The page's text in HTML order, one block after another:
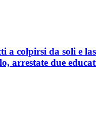
a colpirsi da soli e
arrestate due